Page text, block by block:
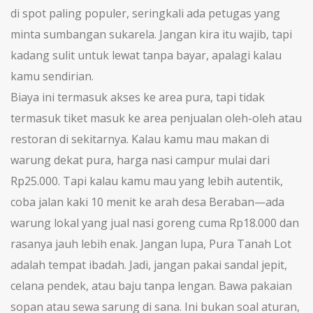
di spot paling populer, seringkali ada petugas yang
minta sumbangan sukarela. Jangan kira itu wajib, tapi
kadang sulit untuk lewat tanpa bayar, apalagi kalau
kamu sendirian.
Biaya ini termasuk akses ke area pura, tapi tidak
termasuk tiket masuk ke area penjualan oleh-oleh atau
restoran di sekitarnya. Kalau kamu mau makan di
warung dekat pura, harga nasi campur mulai dari
Rp25.000. Tapi kalau kamu mau yang lebih autentik,
coba jalan kaki 10 menit ke arah desa Beraban—ada
warung lokal yang jual nasi goreng cuma Rp18.000 dan
rasanya jauh lebih enak. Jangan lupa, Pura Tanah Lot
adalah tempat ibadah. Jadi, jangan pakai sandal jepit,
celana pendek, atau baju tanpa lengan. Bawa pakaian
sopan atau sewa sarung di sana. Ini bukan soal aturan,